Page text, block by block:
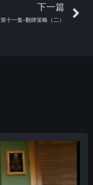
下一篇
第十一集-翻牌策略（二）